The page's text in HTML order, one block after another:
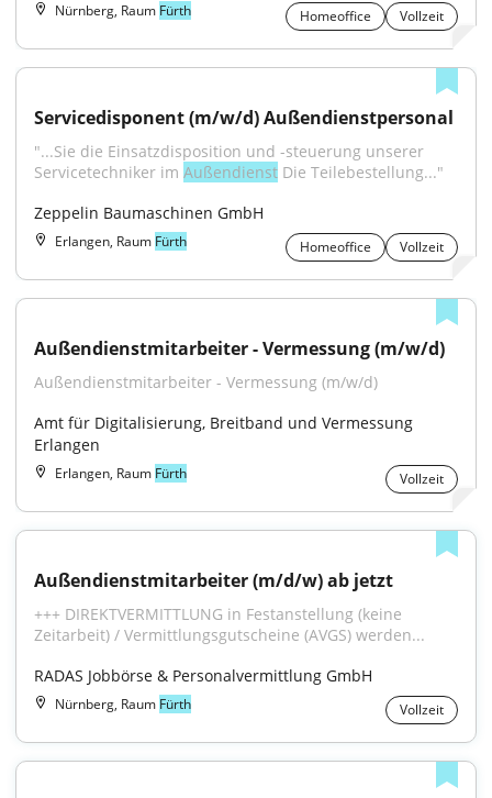
Nürnberg, Raum Fürth Homeoffice Vollzeit
Servicedisponent (m/w/d) Außendienstpersonal
"...Sie die Einsatzdisposition und -steuerung unserer
Servicetechniker im Außendienst Die Teilebestellung..."
Zeppelin Baumaschinen GmbH
Erlangen, Raum Fürth Homeoffice Vollzeit
Außendienstmitarbeiter - Vermessung (m/w/d)
Außendienstmitarbeiter - Vermessung (m/w/d)
Amt für Digitalisierung, Breitband und Vermessung
Erlangen
Erlangen, Raum Fürth Vollzeit
Außendienstmitarbeiter (m/d/w) ab jetzt
+++ DIREKTVERMITTLUNG in Festanstellung (keine
Zeitarbeit) / Vermittlungsgutscheine (AVGS) werden...
RADAS Jobbörse & Personalvermittlung GmbH
Nürnberg, Raum Fürth Vollzeit